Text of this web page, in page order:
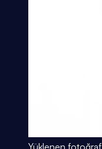
Yüklenen fotoğraf